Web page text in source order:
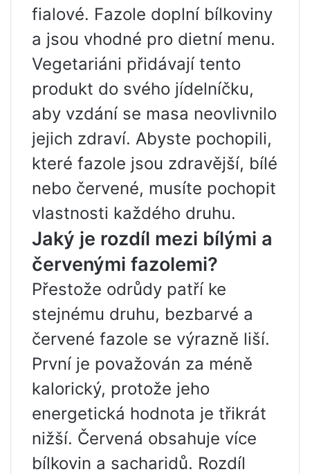
fialové. Fazole doplní bílkoviny
a jsou vhodné pro dietní menu.
Vegetariáni přidávají tento
produkt do svého jídelníčku,
aby vzdání se masa neovlivnilo
jejich zdraví. Abyste pochopili,
které fazole jsou zdravější, bílé
nebo červené, musíte pochopit
vlastnosti každého druhu.
Jaký je rozdíl mezi bílými a
červenými fazolemi?
Přestože odrůdy patří ke
stejnému druhu, bezbarvé a
červené fazole se výrazně liší.
První je považován za méně
kalorický, protože jeho
energetická hodnota je třikrát
nižší. Červená obsahuje více
bílkovin a sacharidů. Rozdíl